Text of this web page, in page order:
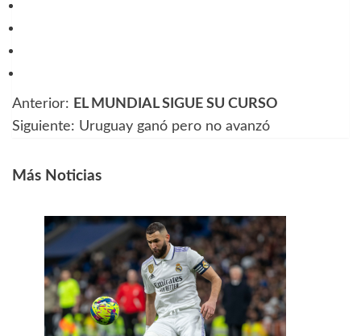
Navegación
entradas
Anterior: EL MUNDIAL SIGUE SU CURSO
Siguiente: Uruguay ganó pero no avanzó
Más Noticias